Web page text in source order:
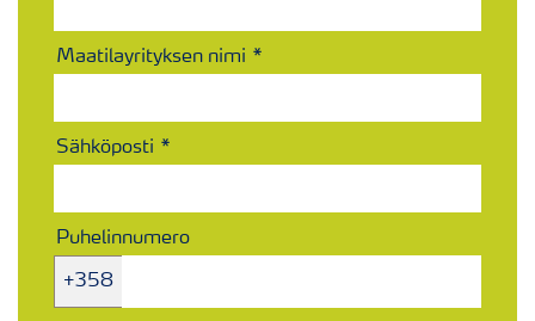
Maatilayrityksen nimi
Sähköposti
Puhelinnumero
+358